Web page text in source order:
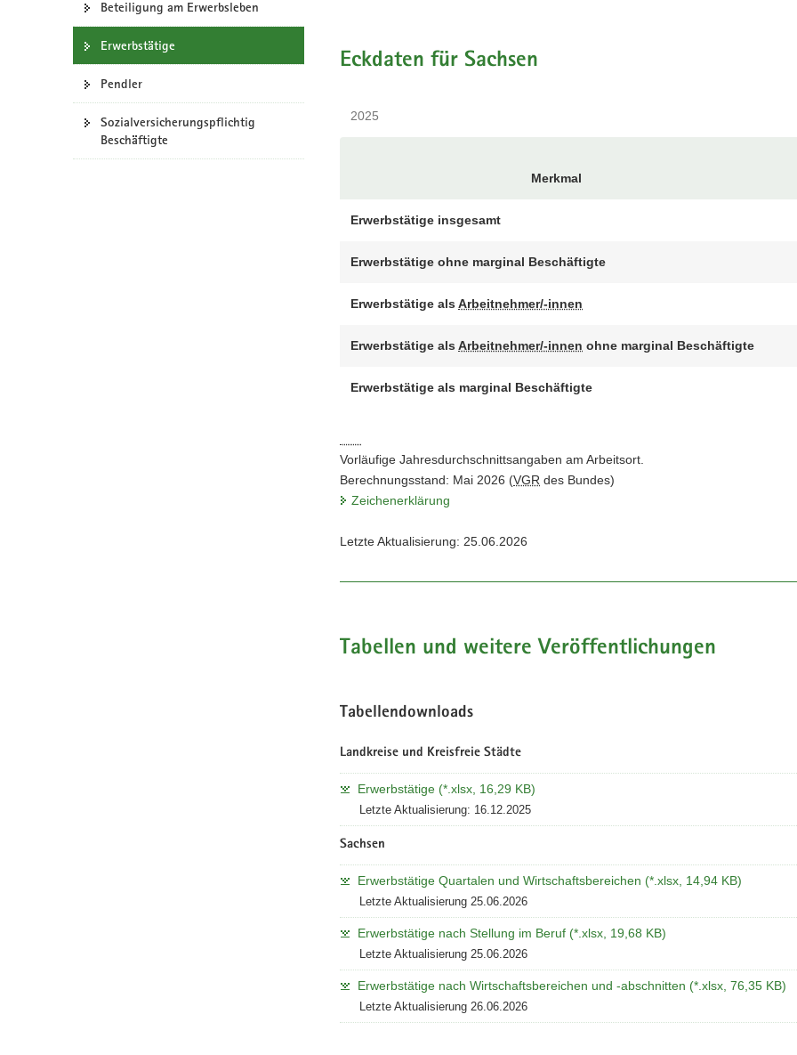
Beteiligung am Erwerbsleben
Erwerbstätige
Pendler
Sozialversicherungspflichtig
Beschäftigte
Eckdaten für Sachsen
2025
Merkmal
Erwerbstätige insgesamt
Erwerbstätige ohne marginal Beschäftigte
Erwerbstätige als Arbeitnehmer/-innen
Erwerbstätige als Arbeitnehmer/-innen ohne marginal Beschäftigte
Erwerbstätige als marginal Beschäftigte
Vorläufige Jahresdurchschnittsangaben am Arbeitsort.
Berechnungsstand: Mai 2026 (VGR des Bundes)
Zeichenerklärung
Letzte Aktualisierung: 25.06.2026
Tabellen und weitere Veröffentlichungen
Tabellendownloads
Landkreise und Kreisfreie Städte
Erwerbstätige (*.xlsx, 16,29 KB)
Letzte Aktualisierung: 16.12.2025
Sachsen
Erwerbstätige Quartalen und Wirtschaftsbereichen (*.xlsx, 14,94 KB)
Letzte Aktualisierung 25.06.2026
Erwerbstätige nach Stellung im Beruf (*.xlsx, 19,68 KB)
Letzte Aktualisierung 25.06.2026
Erwerbstätige nach Wirtschaftsbereichen und -abschnitten (*.xlsx, 76,35 KB)
Letzte Aktualisierung 26.06.2026